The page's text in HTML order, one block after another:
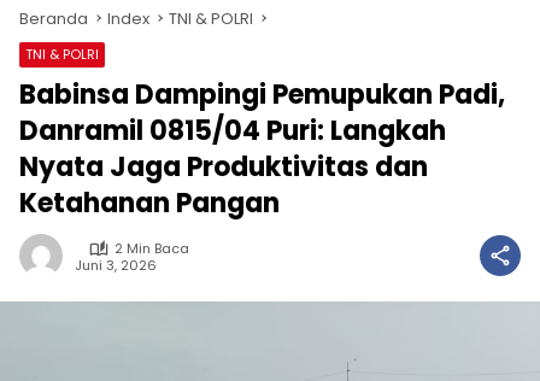
Beranda Index TNI & POLRI
TNI & POLRI
Babinsa Dampingi Pemupukan Padi,
Danramil 0815/04 Puri: Langkah
Nyata Jaga Produktivitas dan
Ketahanan Pangan
2 Min Baca
Juni 3, 2026